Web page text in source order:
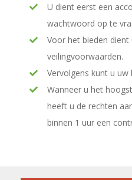
U dient eerst een
wachtwoord op te
Voor het bieden
veilingvoorwaarden.
Vervolgens kunt u uw
Wanneer u het
heeft u de rechten
binnen 1 uur een